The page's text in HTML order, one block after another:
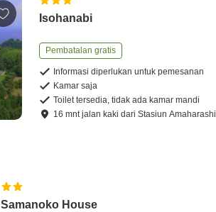
Isohanabi
Pembatalan gratis
Informasi diperlukan untuk pemesanan
Kamar saja
Toilet tersedia, tidak ada kamar mandi
16 mntjalan kaki dariStasiun Amaharashi
Samanoko House